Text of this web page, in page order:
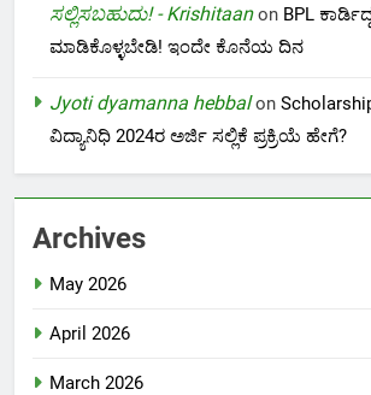
ಸಲ್ಲಿಸಬಹುದು! - Krishitaanon BPL
ಮಾಡಿಕೊಳ್ಳಬೇಡಿ! ಇಂದೇ ಕೊನೆಯ ದಿನ
Jyoti dyamanna hebbalon
ವಿದ್ಯಾನಿಧಿ 2024ರ ಅರ್ಜಿ ಸಲ್ಲಿಕೆ ಪ್ರಕ್ರಿಯೆ ಹೇಗೆ?
Archives
May 2026
April 2026
March 2026